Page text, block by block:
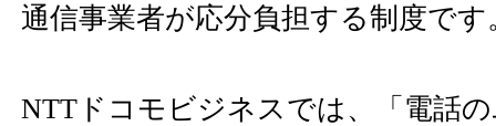
通信事業者が応分負担する制度です
NTTドコモビジネスでは、「電話